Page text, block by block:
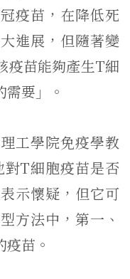
疫苗，在降低死
進展，但隨著變
疫苗能夠產生T細
要」。
工學院免疫學教
T細胞疫苗是否
示懷疑，但它可
方法中，第一、
苗。